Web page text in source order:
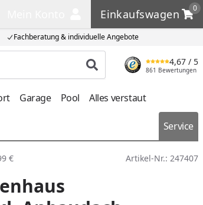
Fachberatung & individuelle Angebote
Einkaufswagen
0
Einkaufswagen
Produkt suchen
4,67 / 5
861 Bewertungen
Garage Pool Alles verstaut
Service
€ Artikel-Nr.: 247407